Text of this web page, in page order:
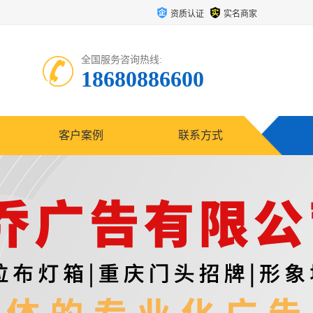
资质认证 实名商家
全国服务咨询热线:
18680886600
客户案例 联系方式